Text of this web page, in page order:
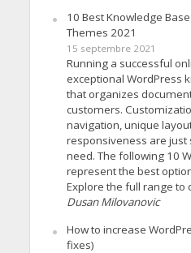
10 Best Knowledge
Themes 2021
15 septembre 2021
Running a successful
exceptional WordPress
that organizes
customers.
navigation, unique
responsiveness are
need. The following 10
represent the best
Explore the full range
Dusan Milovanovic
How to increase
fixes)